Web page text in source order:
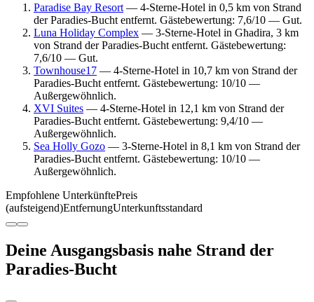
Paradise Bay Resort — 4-Sterne-Hotel in 0,5 km von Strand
der Paradies-Bucht entfernt. Gästebewertung: 7,6/10 — Gut.
Luna Holiday Complex — 3-Sterne-Hotel in Għadira, 3 km
von Strand der Paradies-Bucht entfernt. Gästebewertung:
7,6/10 — Gut.
Townhouse17 — 4-Sterne-Hotel in 10,7 km von Strand der
Paradies-Bucht entfernt. Gästebewertung: 10/10 —
Außergewöhnlich.
XVI Suites — 4-Sterne-Hotel in 12,1 km von Strand der
Paradies-Bucht entfernt. Gästebewertung: 9,4/10 —
Außergewöhnlich.
Sea Holly Gozo — 3-Sterne-Hotel in 8,1 km von Strand der
Paradies-Bucht entfernt. Gästebewertung: 10/10 —
Außergewöhnlich.
Empfohlene UnterkünftePreis
(aufsteigend)EntfernungUnterkunftsstandard
Deine Ausgangsbasis nahe Strand der
Paradies-Bucht